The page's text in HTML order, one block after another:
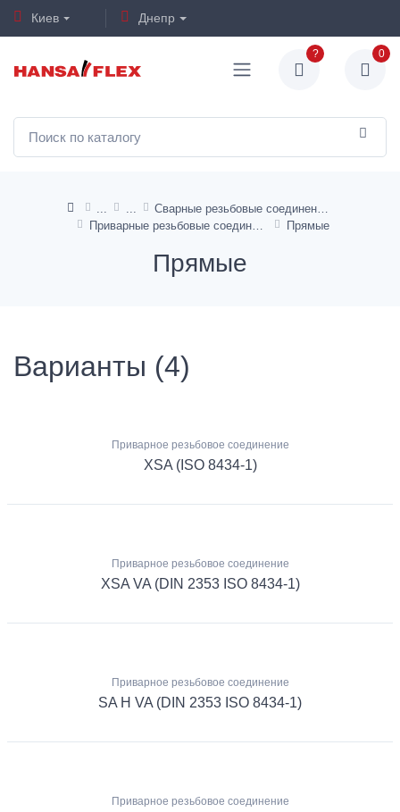
Киев Днепр
? 0
Прямые
Прямые
Варианты (4)
Приварное резьбовое соединение
XSA (ISO 8434-1)
Приварное резьбовое соединение
XSA VA (DIN 2353 ISO 8434-1)
Приварное резьбовое соединение
SA H VA (DIN 2353 ISO 8434-1)
Приварное резьбовое соединение